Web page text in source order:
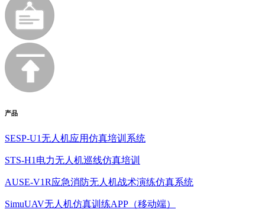
产品
SESP-U1无人机应用仿真培训系统
STS-H1电力无人机巡线仿真培训
AUSE-V1R应急消防无人机战术演练仿真系统
SimuUAV无人机仿真训练APP（移动端）